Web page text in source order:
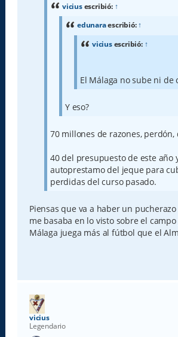
viciusescribió: ↑
edunaraescribió:↑
viciusescribió: ↑
El Málaga no sube ni de
Y eso?
70 millones de razones, perdón,
40 del presupuesto de este año
autoprestamo del jeque para
perdidas del curso pasado.
Piensas que va a haber un
me basaba en lo visto sobre el
Málaga juega más al fútbol que el
vicius
Legendario